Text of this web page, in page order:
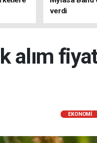
verdi
alım
EKONOMİ